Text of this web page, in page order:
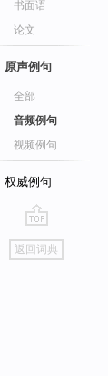
书面语
论文
原声例句
全部
音频例句
视频例句
权威例句
go
top
返回词典